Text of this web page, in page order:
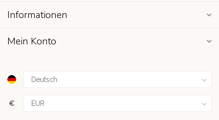
Informationen
Mein Konto
€